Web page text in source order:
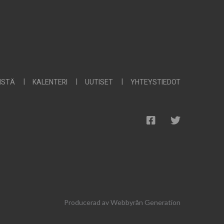
KALENTERI UUTISET YHTEYSTIEDOT
Producerad avWebbyrån Generation